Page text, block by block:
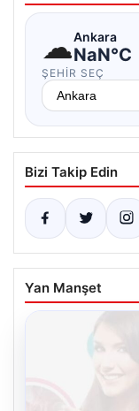
☁Ankara
NaN°C
ŞEHIR SEÇ
Bizi Takip Edin
Yan Manşet